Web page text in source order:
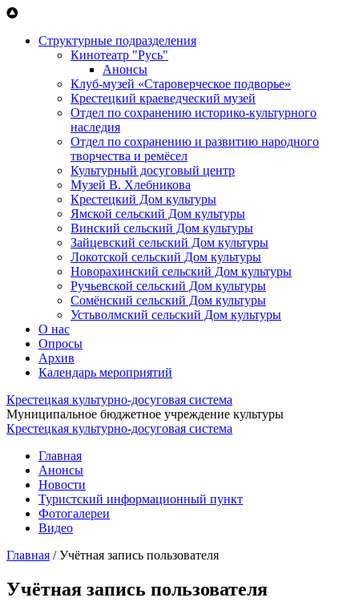
Перейти к основному содержанию
Структурные подразделения
Кинотеатр "Русь"
Анонсы
Клуб-музей «Староверческое подворье»
Крестецкий краеведческий музей
Отдел по сохранению историко-культурного
наследия
Отдел по сохранению и развитию народного
творчества и ремёсел
Культурный досуговый центр
Музей В. Хлебникова
Крестецкий Дом культуры
Ямской сельский Дом культуры
Винский сельский Дом культуры
Зайцевский сельский Дом культуры
Локотской сельский Дом культуры
Новорахинский сельский Дом культуры
Ручьевской сельский Дом культуры
Сомёнский сельский Дом культуры
Устьволмский сельский Дом культуры
О нас
Опросы
Архив
Календарь мероприятий
Крестецкая культурно-досуговая система
Муниципальное бюджетное учреждение культуры
Крестецкая культурно-досуговая система
Главная
Анонсы
Новости
Туристский информационный пункт
Фотогалереи
Видео
Главная /Учётная запись пользователя
Учётная запись пользователя